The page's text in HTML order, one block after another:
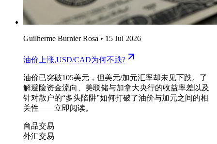
Guilherme Burnier Rosa • 15 Jul 2026
油价上涨,USD/CAD为何不跌?
油价已突破105美元，但美元/加元汇率却未见下跌。了
解避险资金流向、美联储与加拿大央行的收益率差以及
针对散户的“多头陷阱”如何打破了油价与加元之间的相
关性——立即阅读。
商品交易
外汇交易